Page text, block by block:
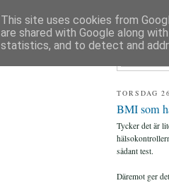
TORSDAG
BMI som
Tycker det är
sådant test.
Däremot ger
This site uses cookies from
are shared with Google along
statistics, and to detect and